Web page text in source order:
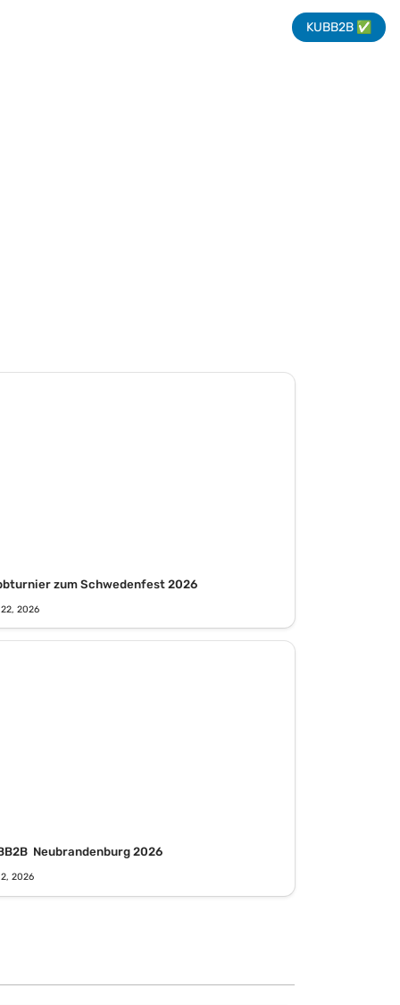
KUBB2B ✅
zum Schwedenfest 2026
zum Schwedenfest 2026
2026
Neubrandenburg 2026
Neubrandenburg 2026
2026